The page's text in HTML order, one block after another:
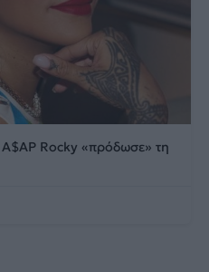
Rocky «πρόδωσε» τη